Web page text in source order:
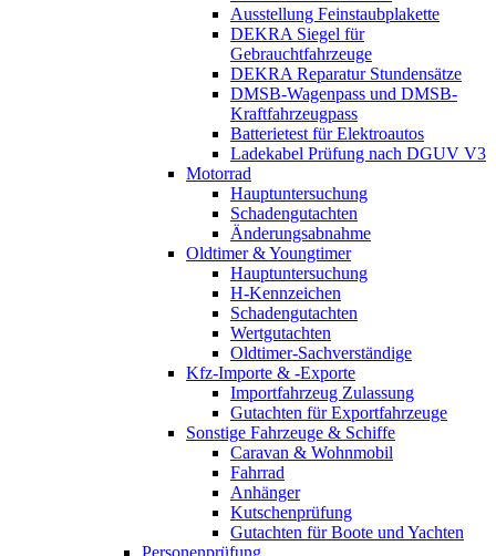
Ausstellung Feinstaubplakette
DEKRA Siegel für
Gebrauchtfahrzeuge
DEKRA Reparatur Stundensätze
DMSB-Wagenpass und DMSB-
Kraftfahrzeugpass
Batterietest für Elektroautos
Ladekabel Prüfung nach DGUV V3
Motorrad
Hauptuntersuchung
Schadengutachten
Änderungsabnahme
Oldtimer & Youngtimer
Hauptuntersuchung
H-Kennzeichen
Schadengutachten
Wertgutachten
Oldtimer-Sachverständige
Kfz-Importe & -Exporte
Importfahrzeug Zulassung
Gutachten für Exportfahrzeuge
Sonstige Fahrzeuge & Schiffe
Caravan & Wohnmobil
Fahrrad
Anhänger
Kutschenprüfung
Gutachten für Boote und Yachten
Personenprüfung